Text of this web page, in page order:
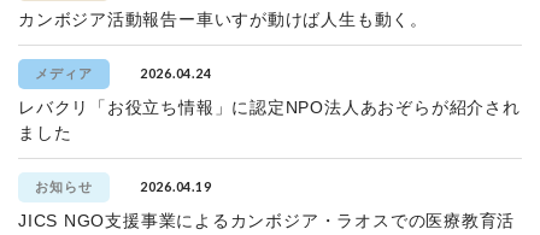
カンボジア活動報告ー車いすが動けば人生も動く。
メディア 2026.04.24
レバクリ「お役立ち情報」に認定NPO法人あおぞらが紹介され
ました
お知らせ 2026.04.19
JICS NGO支援事業によるカンボジア・ラオスでの医療教育活